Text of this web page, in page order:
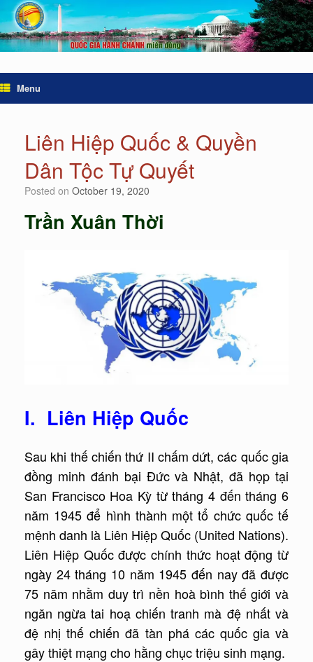
Menu
Liên Hiệp Quốc & Quyền
Dân Tộc Tự Quyết
Posted on October 19, 2020
Trần Xuân Thời
I. Liên Hiệp Quốc
Sau khi thế chiến thứ II chấm dứt, các quốc gia
đồng minh đánh bại Đức và Nhật, đã họp tại
San Francisco Hoa Kỳ từ tháng 4 đến tháng 6
năm 1945 để hình thành một tổ chức quốc tế
mệnh danh là Liên Hiệp Quốc (United Nations).
Liên Hiệp Quốc được chính thức hoạt động từ
ngày 24 tháng 10 năm 1945 đến nay đã được
75 năm nhằm duy trì nền hoà bình thế giới và
ngăn ngừa tai hoạ chiến tranh mà đệ nhất và
đệ nhị thế chiến đã tàn phá các quốc gia và
gây thiệt mạng cho hằng chục triệu sinh mạng.